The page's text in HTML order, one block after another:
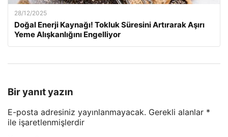
28/12/2025
Doğal Enerji Kaynağı! Tokluk Süresini Artırarak Aşırı
Yeme Alışkanlığını Engelliyor
Bir yanıt yazın
E-posta adresiniz yayınlanmayacak. Gerekli alanlar *
ile işaretlenmişlerdir